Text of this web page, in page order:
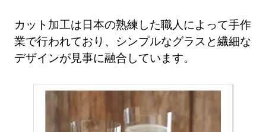
カット加工は日本の熟練した職人によって手作
業で行われており、シンプルなグラスと繊細な
デザインが見事に融合しています。